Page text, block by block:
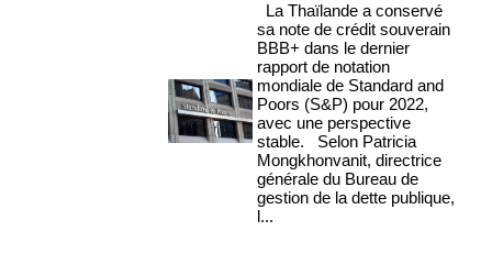
La Thaïlande a conservé
sa note de crédit souverain
BBB+ dans le dernier
rapport de notation
mondiale de Standard and
Poors (S&P) pour 2022,
avec une perspective
stable. Selon Patricia
Mongkhonvanit, directrice
générale du Bureau de
gestion de la dette publique,
l...